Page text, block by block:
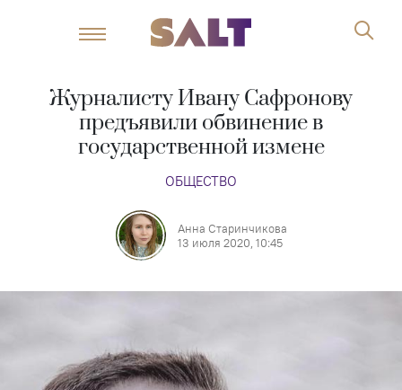
Журналисту Ивану Сафронову
предъявили обвинение в
государственной измене
ОБЩЕСТВО
Анна Старинчикова
13 июля 2020, 10:45